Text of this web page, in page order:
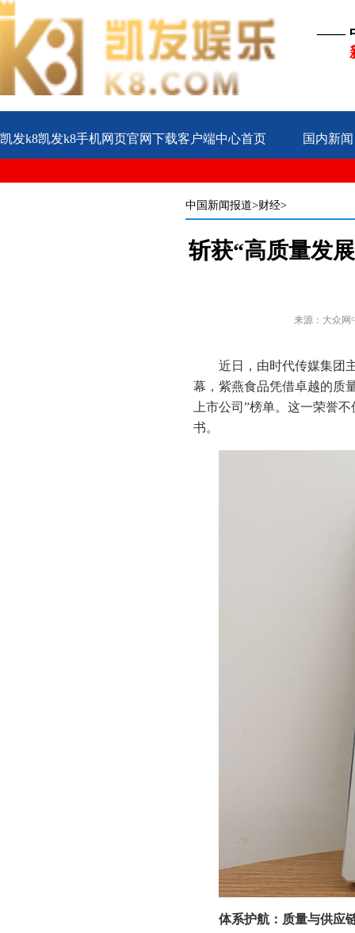
——
凯发k8凯发k8手机网页官网下载客户端中心首页 国内新闻
中国新闻报道>财经>
斩获“高质量发
来源：大众网
近日，由时代传媒集团
幕，紫燕食品凭借卓越的质
上市公司”榜单。这一荣誉
书。
体系护航：质量与供应